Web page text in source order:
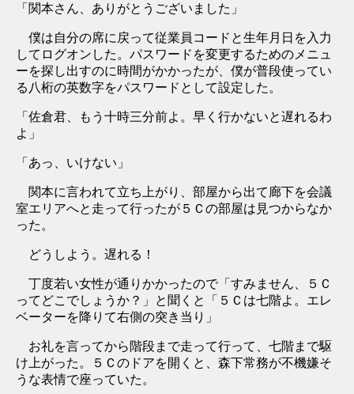
「関本さん、ありがとうございました」
僕は自分の席に戻って従業員コードと生年月日を入力
してログオンした。パスワードを変更するためのメニュ
ーを探し出すのに時間がかかったが、僕が普段使ってい
る八桁の英数字をパスワードとして設定した。
「佐倉君、もう十時三分前よ。早く行かないと遅れるわ
よ」
「あっ、いけない」
関本に言われて立ち上がり、部屋から出て廊下を会議
室エリアへと走って行ったが５Ｃの部屋は見つからなか
った。
どうしよう。遅れる！
丁度若い女性が通りかかったので「すみません、５Ｃ
ってどこでしょうか？」と聞くと「５Ｃは七階よ。エレ
ベーターを降りて右側の突き当り」
お礼を言ってから階段まで走って行って、七階まで駆
け上がった。５Ｃのドアを開くと、森下常務が不機嫌そ
うな表情で座っていた。